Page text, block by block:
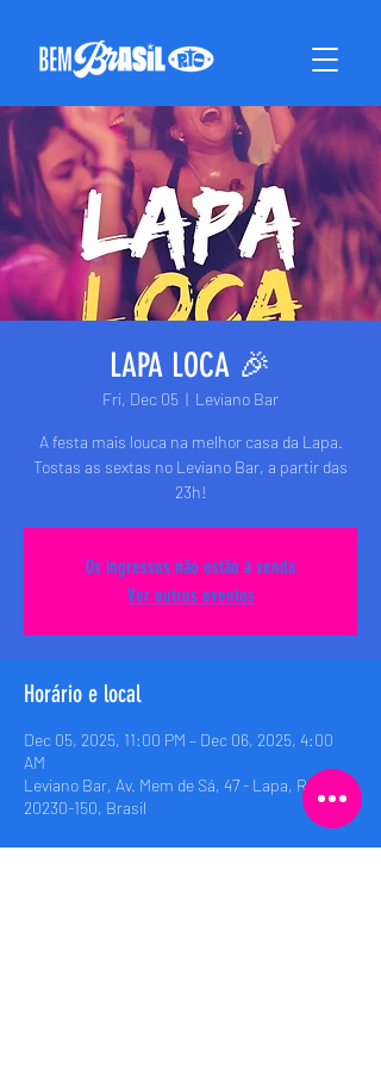
LAPA LOCA 🎉
Fri, Dec 05
  |
Leviano Bar
A festa mais louca na melhor casa da Lapa.
Tostas as sextas no Leviano Bar, a partir das
23h!
Os ingressos não estão à venda
Ver outros eventos
Horário e local
Dec 05, 2025, 11:00 PM – Dec 06, 2025, 4:00
AM
Leviano Bar, Av. Mem de Sá, 47 - Lapa, RJ,
20230-150, Brasil